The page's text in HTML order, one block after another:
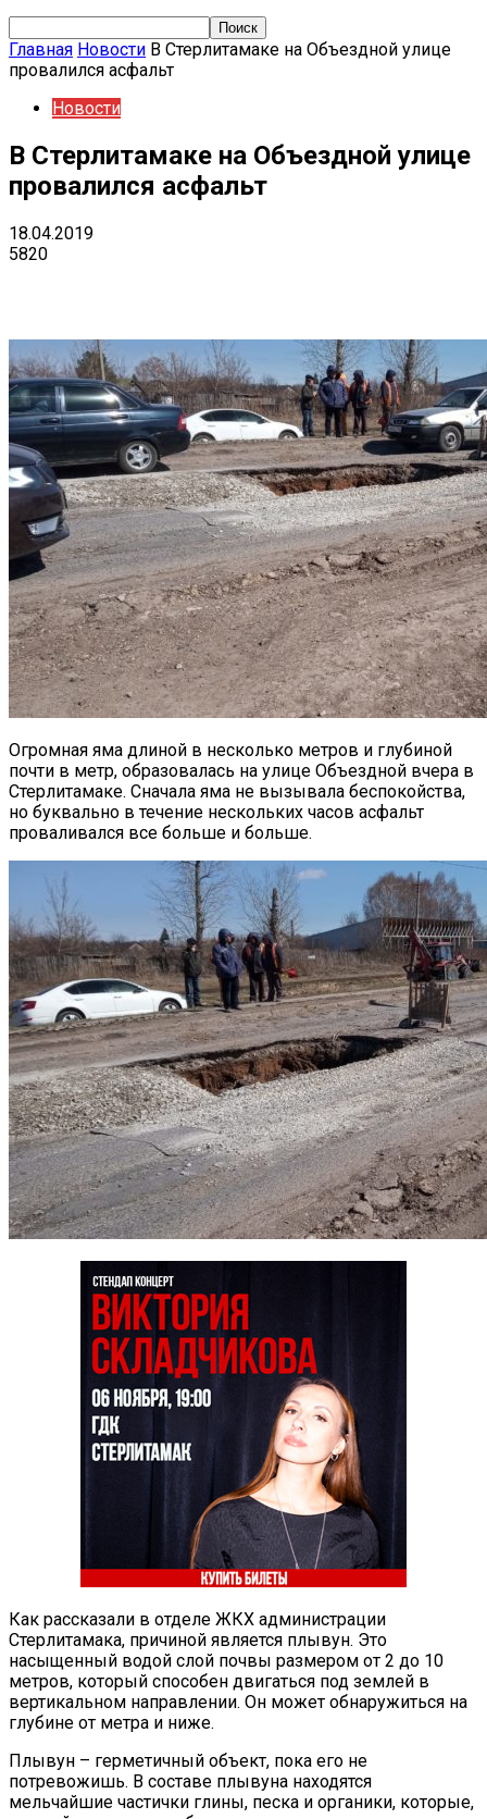
Главная Новости В Стерлитамаке на Объездной улице
провалился асфальт
Новости
В Стерлитамаке на Объездной улице
провалился асфальт
18.04.2019
5820
Огромная яма длиной в несколько метров и глубиной
почти в метр, образовалась на улице Объездной вчера в
Стерлитамаке. Сначала яма не вызывала беспокойства,
но буквально в течение нескольких часов асфальт
проваливался все больше и больше.
Как рассказали в отделе ЖКХ администрации
Стерлитамака, причиной является плывун. Это
насыщенный водой слой почвы размером от 2 до 10
метров, который способен двигаться под землей в
вертикальном направлении. Он может обнаружиться на
глубине от метра и ниже.
Плывун – герметичный объект, пока его не
потревожишь. В составе плывуна находятся
мельчайшие частички глины, песка и органики, которые,